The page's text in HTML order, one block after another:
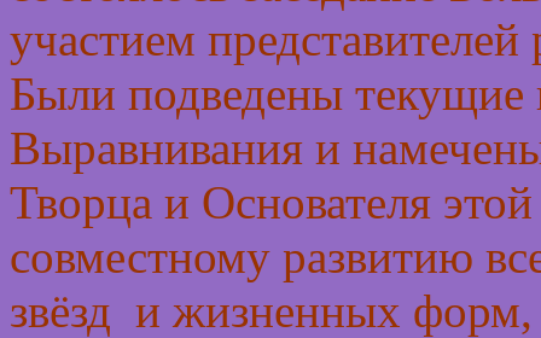
участием
Были подведены текущие
Выравнивания и
Творца и Основателя
совместному развитию
звёзд и жизненных